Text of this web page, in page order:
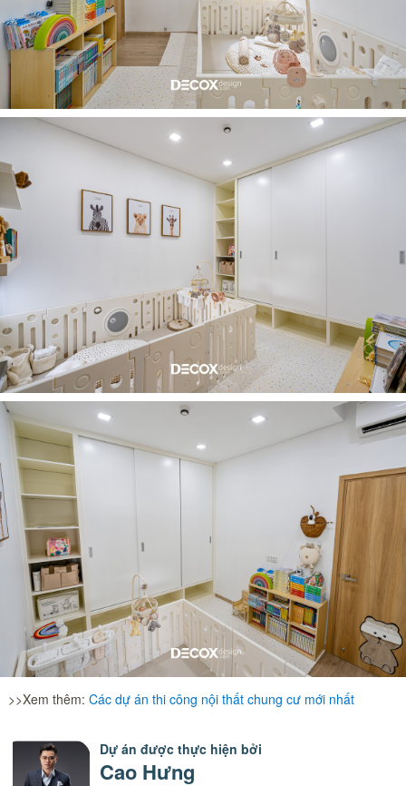
>>Xem thêm: Các dự án thi công nội thất chung cư mới nhất
Dự án được thực hiện bởi
Cao Hưng